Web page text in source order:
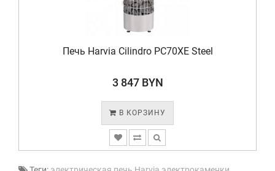
Печь Harvia Cilindro PC70XE Steel
3 847 BYN
В КОРЗИНУ